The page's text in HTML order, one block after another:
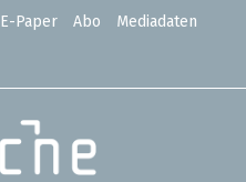
E-Paper Abo Mediadaten